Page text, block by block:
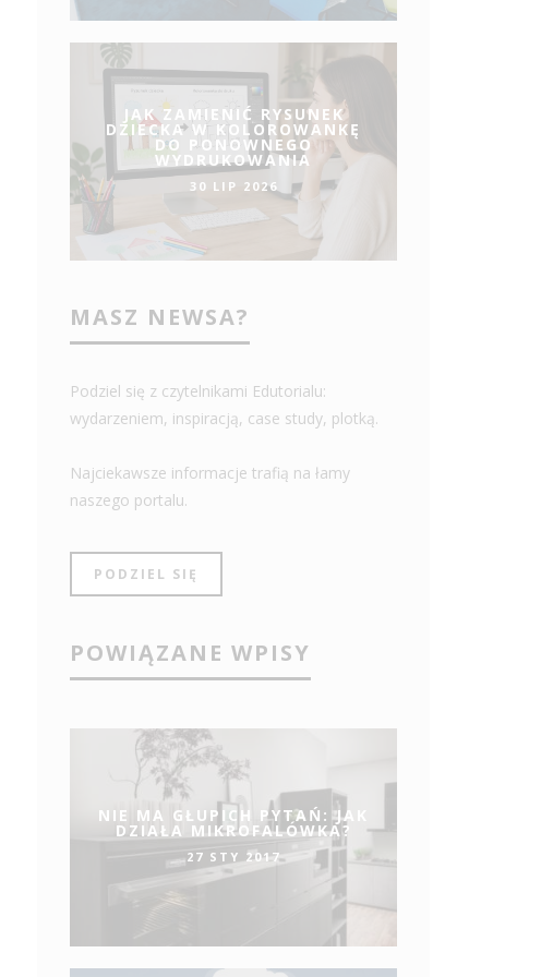
JAK ZAMIENIĆ RYSUNEK
DZIECKA W KOLOROWANKĘ
DO PONOWNEGO
WYDRUKOWANIA
30 LIP 2026
MASZ NEWSA?
Podziel się z czytelnikami Edutorialu:
wydarzeniem, inspiracją, case study, plotką.
Najciekawsze informacje trafią na łamy
naszego portalu.
PODZIEL SIĘ
POWIĄZANE WPISY
NIE MA GŁUPICH PYTAŃ: JAK
DZIAŁA MIKROFALÓWKA?
27 STY 2017